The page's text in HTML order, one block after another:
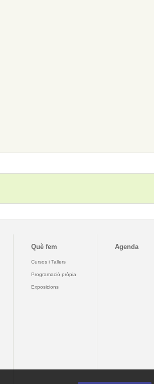
Què fem
Cursos i Tallers
Programació pròpia
Exposicions
Agenda